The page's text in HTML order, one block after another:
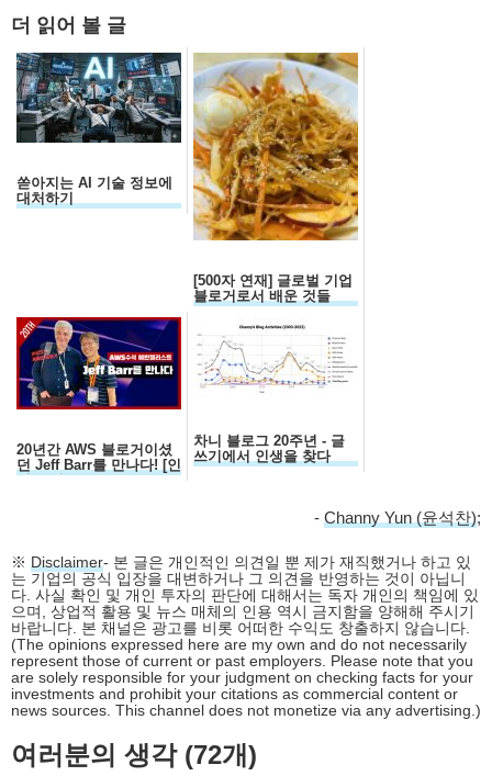
더 읽어 볼 글
쏟아지는 AI 기술 정보에
대처하기
[500자 연재] 글로벌 기업
블로거로서 배운 것들
20년간 AWS 블로거이셨
던 Jeff Barr를 만나다! [인
터뷰 전문]
차니 블로그 20주년 - 글
쓰기에서 인생을 찾다
- Channy Yun (윤석찬);
※ Disclaimer- 본 글은 개인적인 의견일 뿐 제가 재직했거나 하고 있
는 기업의 공식 입장을 대변하거나 그 의견을 반영하는 것이 아닙니
다. 사실 확인 및 개인 투자의 판단에 대해서는 독자 개인의 책임에 있
으며, 상업적 활용 및 뉴스 매체의 인용 역시 금지함을 양해해 주시기
바랍니다. 본 채널은 광고를 비롯 어떠한 수익도 창출하지 않습니다.
(The opinions expressed here are my own and do not necessarily
represent those of current or past employers. Please note that you
are solely responsible for your judgment on checking facts for your
investments and prohibit your citations as commercial content or
news sources. This channel does not monetize via any advertising.)
여러분의 생각 (72개)